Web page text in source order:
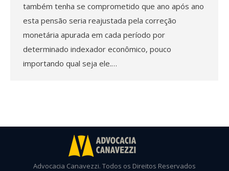
também tenha se comprometido que ano após ano
esta pensão seria reajustada pela correção
monetária apurada em cada período por
determinado indexador econômico, pouco
importando qual seja ele.…
Advocacia Canavezzi. Todos os Direitos Reservados